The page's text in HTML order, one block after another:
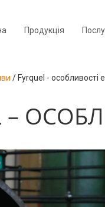
Продукція
/ Fyrquel - особливості
–